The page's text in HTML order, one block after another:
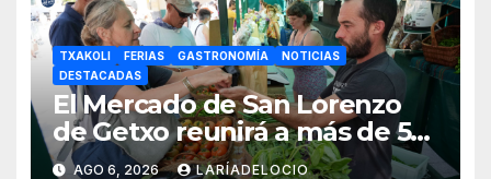
TXAKOLI FERIAS GASTRONOMÍA
NOTICIAS
DESTACADAS
El Mercado de San Lorenzo
de Getxo reunirá a más de 50
productores del País Vasco
AGO 6, 2026 LARÍADELOCIO